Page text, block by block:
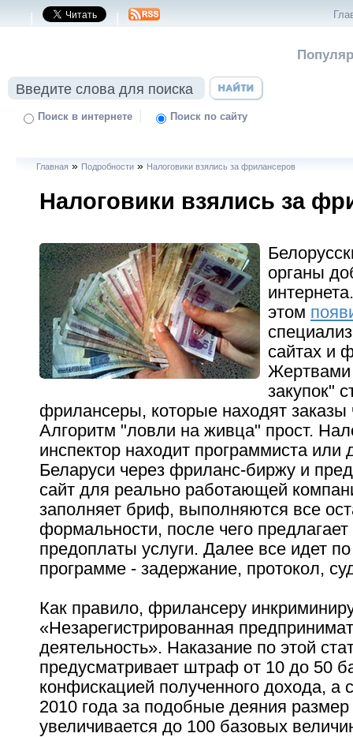
| |
Поиск в интернете | Поиск по сайту
Главная » Подробности » Налоговики взялись за фрилансеров
Налоговики взялись за
органы
этом
сайтах и
Жертвами
закупок"
фрилансеры, которые находят заказы
Алгоритм "ловли на живца" прост.
инспектор находит программиста или
Беларуси через фриланс-биржу и
сайт для реально работающей
заполняет бриф, выполняются все
формальности, после чего предлагает
предоплаты услуги. Далее все идет
программе - задержание, протокол,
Как правило, фрилансеру
«Незарегистрированная
деятельность». Наказание по этой
предусматривает штраф от 10 до 50
конфискацией полученного дохода, а
2010 года за подобные деяния
увеличивается до 100 базовых